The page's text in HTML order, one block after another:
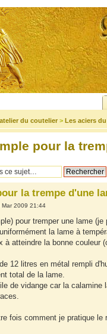
du coutelier > Les aciers
pour la
la trempe d'une
Mar 2009 21:44
pour tremper une lame
la lame à
à atteindre la bonne couleur
12 litres en métal rempli
total de la lame.
de vidange car la
fois comment je pratique